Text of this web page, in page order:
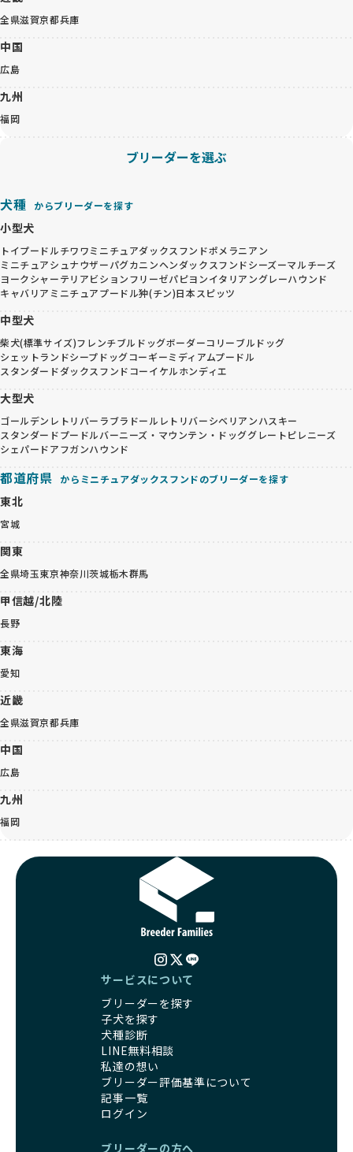
全県滋賀京都兵庫
中国
広島
九州
福岡
ブリーダーを選ぶ
犬種 からブリーダーを探す
小型犬
トイプードルチワワミニチュアダックスフンドポメラニアン
ミニチュアシュナウザーパグカニンヘンダックスフンドシーズーマルチーズ
ヨークシャーテリアビションフリーゼパピヨンイタリアングレーハウンド
キャバリア ミニチュアプードル狆(チン)日本スピッツ
中型犬
柴犬(標準サイズ)フレンチブルドッグボーダーコリーブルドッグ
シェットランドシープドッグコーギーミディアムプードル
スタンダードダックスフンドコーイケルホンディエ
大型犬
ゴールデンレトリバー ラブラドールレトリバーシベリアンハスキー
スタンダードプードルバーニーズ・マウンテン・ドッググレートピレニーズ
シェパードアフガンハウンド
都道府県 からミニチュアダックスフンドのブリーダーを探す
東北
宮城
関東
全県埼玉東京神奈川茨城栃木群馬
甲信越/北陸
長野
東海
愛知
近畿
全県滋賀京都兵庫
中国
広島
九州
福岡
サービスについて
ブリーダーを探す
子犬を探す
犬種診断
LINE無料相談
私達の想い
ブリーダー評価基準について
記事一覧
ログイン
ブリーダーの方へ